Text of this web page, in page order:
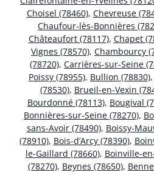
Choisel (78460), Chevreuse
Chaufour-lès-Bonnières
Châteaufort (78117), Chapet
Vignes (78570), Chambourcy
(78720), Carrières-sur-Seine
Poissy (78955), Bullion (78830),
(78530), Brueil-en-Vexin
Bourdonné (78113), Bougival
Bonnières-sur-Seine (78270),
sans-Avoir (78490), Boissy-
(78910), Bois-d’Arcy (78390),
le-Gaillard (78660), Boinville-
(78270), Beynes (78650),